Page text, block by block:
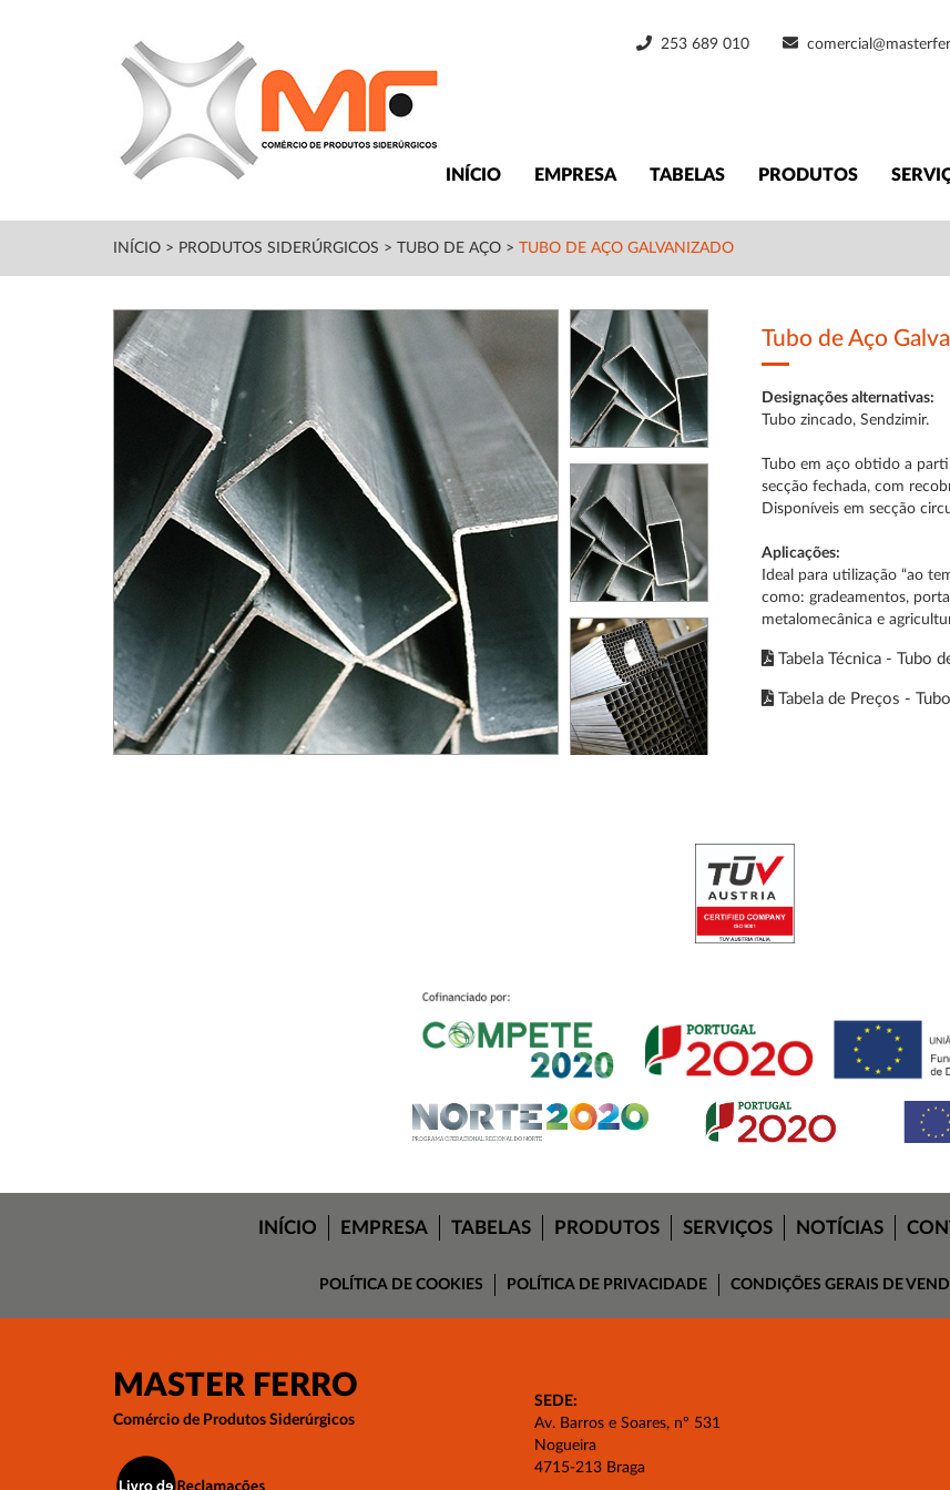
253 689 010
INÍCIO EMPRESA TABELAS PRODUTOS
INÍCIO > PRODUTOS SIDERÚRGICOS > TUBO DE AÇO > TUBO DE AÇO GALVANIZADO
Tubo de Aço
Designações alternativas:
Tubo zincado, Sendzimir.
Tubo em aço obtido a
secção fechada, com
Disponíveis em secção
Aplicações:
Ideal para utilização “ao
como: gradeamentos,
metalomecânica e
Tabela Técnica - Tubo
Tabela de Preços -
INÍCIO EMPRESA TABELAS PRODUTOS SERVIÇOS NOTÍCIAS
POLÍTICA DE COOKIES POLÍTICA DE PRIVACIDADE CONDIÇÕES GERAIS DE
MASTER FERRO
Comércio de Produtos Siderúrgicos
SEDE:
Av. Barros e Soares, nº 531
Nogueira
4715-213 Braga